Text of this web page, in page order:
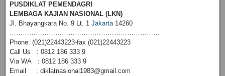
PUSDIKLAT PEMENDAGRI
LEMBAGA KAJIAN NASIONAL (LKN)
Jl. Bhayangkara No. 9 Lt. 1 Jakarta14260
……………………………………………………………
Phone: (021)22443223-fax (021)22443223
Call Us : 0812 186 333 9
Via WA : 0812 186 333 9
Email : diklatnasional1983@gmail.com